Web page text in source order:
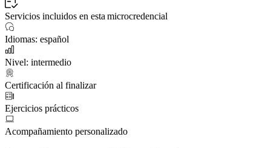
Servicios incluidos en esta microcredencial
Idiomas: español
Nivel: intermedio
Certificación al finalizar
Ejercicios prácticos
Acompañamiento personalizado